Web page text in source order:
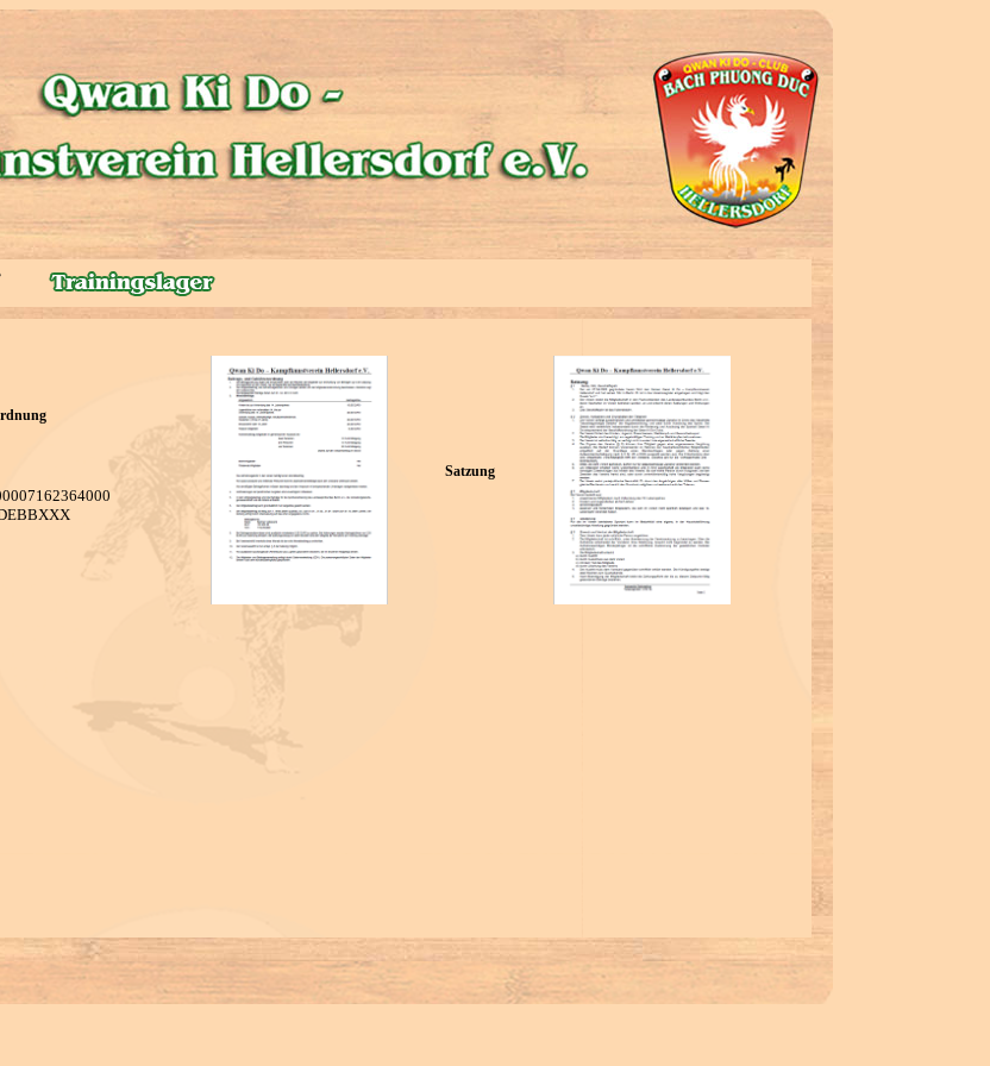
Satzung